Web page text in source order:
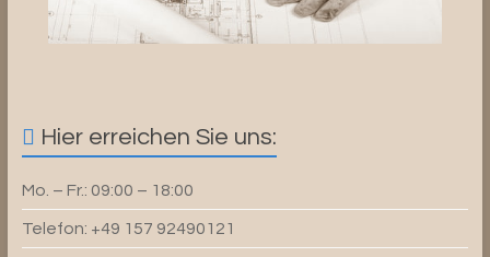
Hier erreichen Sie uns:
Mo. – Fr.: 09:00 – 18:00
Telefon: +49 157 92490121